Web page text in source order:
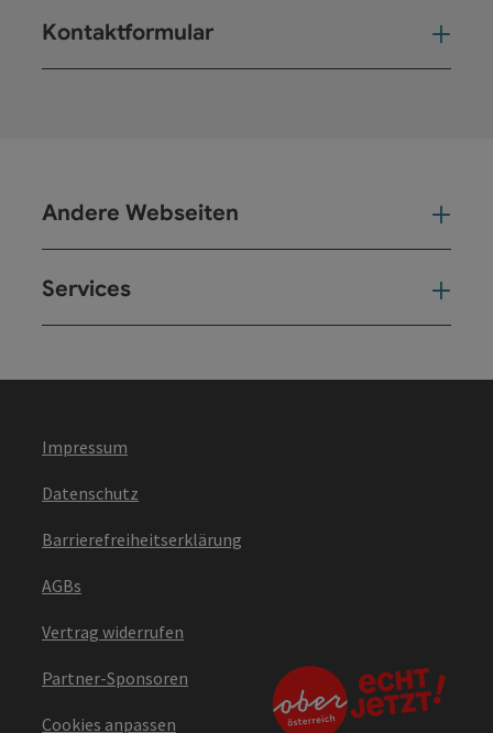
Kontaktformular
Andere Webseiten
Services
Impressum
Datenschutz
Barrierefreiheitserklärung
AGBs
Vertrag widerrufen
Partner-Sponsoren
Cookies anpassen